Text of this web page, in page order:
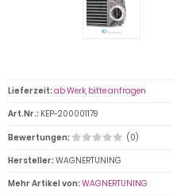
Lieferzeit: ab Werk, bitte anfragen
Art.Nr.: KEP-200001179
Bewertungen:
(0)
Hersteller: WAGNERTUNING
Mehr Artikel von: WAGNERTUNING